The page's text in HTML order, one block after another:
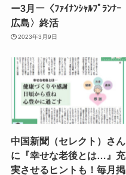
ー3月ー〈ﾌｧｲﾅﾝｼｬﾙﾌﾟﾗﾝﾅｰ
広島〉終活
2023年3月9日
中国新聞（セレクト）さん
に『幸せな老後とは…』充
実させるヒントも！毎月掲